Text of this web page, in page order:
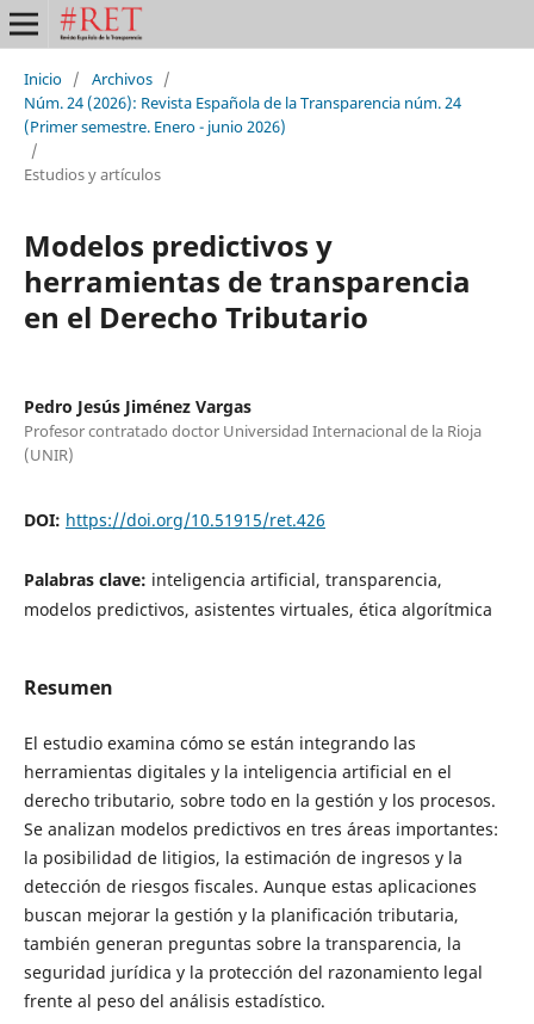
Inicio / Archivos /
Núm. 24 (2026): Revista Española de la Transparencia núm. 24
(Primer semestre. Enero - junio 2026)
/
Estudios y artículos
Modelos predictivos y
herramientas de transparencia
en el Derecho Tributario
Pedro Jesús Jiménez Vargas
Profesor contratado doctor Universidad Internacional de la Rioja
(UNIR)
DOI: https://doi.org/10.51915/ret.426
Palabras clave: inteligencia artificial, transparencia,
modelos predictivos, asistentes virtuales, ética algorítmica
Resumen
El estudio examina cómo se están integrando las
herramientas digitales y la inteligencia artificial en el
derecho tributario, sobre todo en la gestión y los procesos.
Se analizan modelos predictivos en tres áreas importantes:
la posibilidad de litigios, la estimación de ingresos y la
detección de riesgos fiscales. Aunque estas aplicaciones
buscan mejorar la gestión y la planificación tributaria,
también generan preguntas sobre la transparencia, la
seguridad jurídica y la protección del razonamiento legal
frente al peso del análisis estadístico.